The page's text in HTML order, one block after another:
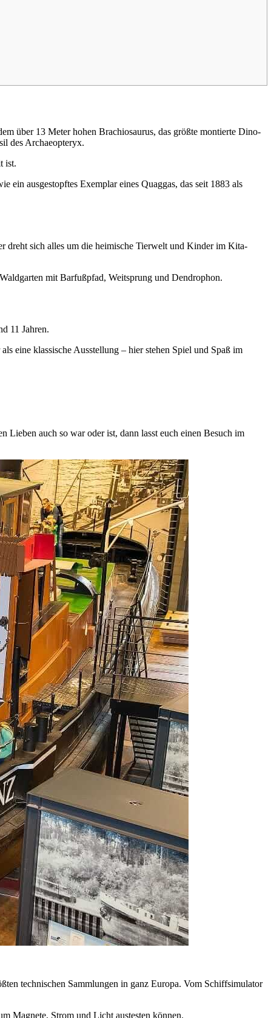
über 13 Meter hohen Brachiosaurus, das größte montierte Dino-
des Archaeopteryx.
ist.
ein ausgestopftes Exemplar eines Quaggas, das seit 1883 als
dreht sich alles um die heimische Tierwelt und Kinder im Kita-
mit Barfußpfad, Weitsprung und Dendrophon.
11 Jahren.
eine klassische Ausstellung – hier stehen Spiel und Spaß im
Lieben auch so war oder ist, dann lasst euch einen Besuch im
technischen Sammlungen in ganz Europa. Vom Schiffsimulator
Magnete, Strom und Licht austesten können.